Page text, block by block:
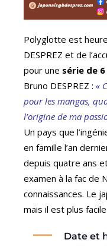
Polyglotte est
DESPREZ et de
pour une série de
Bruno DESPREZ : «
pour les mangas,
l’origine de ma
Un pays que
en famille l’an
depuis quatre ans
examen à la fac de
connaissances. Le
mais il est plus
Date et